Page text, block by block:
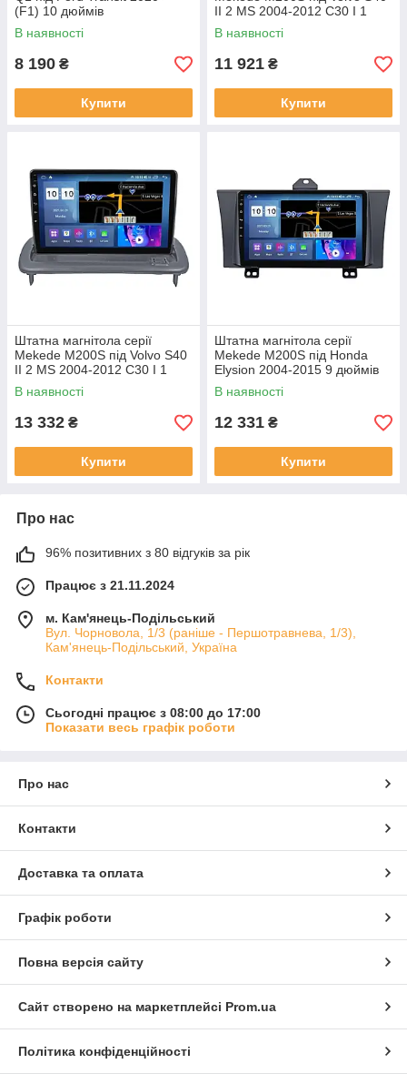
(F1) 10 дюймів
В наявності
8 190 ₴
Купити
II 2 MS 2004-2012 C30 I 1
2006-2013 C70 II 2 2005-2013
(W1)
В наявності
11 921 ₴
Купити
Штатна магнітола серії
Mekede M200S під Volvo S40
II 2 MS 2004-2012 C30 I 1
2006-2013 C70 II 2 2005-2013
(W2)
В наявності
13 332 ₴
Купити
Штатна магнітола серії
Mekede M200S під Honda
Elysion 2004-2015 9 дюймів
В наявності
12 331 ₴
Купити
Про нас
96% позитивних з 80 відгуків за рік
Працює з 21.11.2024
м. Кам'янець-Подільський
Вул. Чорновола, 1/3 (раніше - Першотравнева, 1/3),
Кам'янець-Подільський, Україна
Контакти
Сьогодні працює з 08:00 до 17:00
Показати весь графік роботи
Про нас
Контакти
Доставка та оплата
Графік роботи
Повна версія сайту
Сайт створено на маркетплейсі Prom.ua
Політика конфіденційності